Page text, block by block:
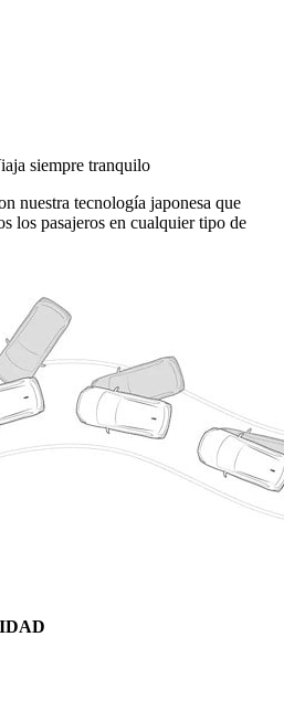
siempre tranquilo
nuestra tecnología japonesa que
los pasajeros en cualquier tipo de